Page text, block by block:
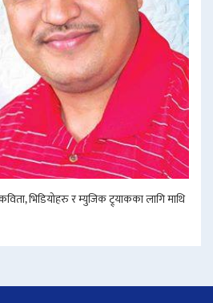
भिडियोहरु र म्युजिक ट्र्याकका लागि माथि